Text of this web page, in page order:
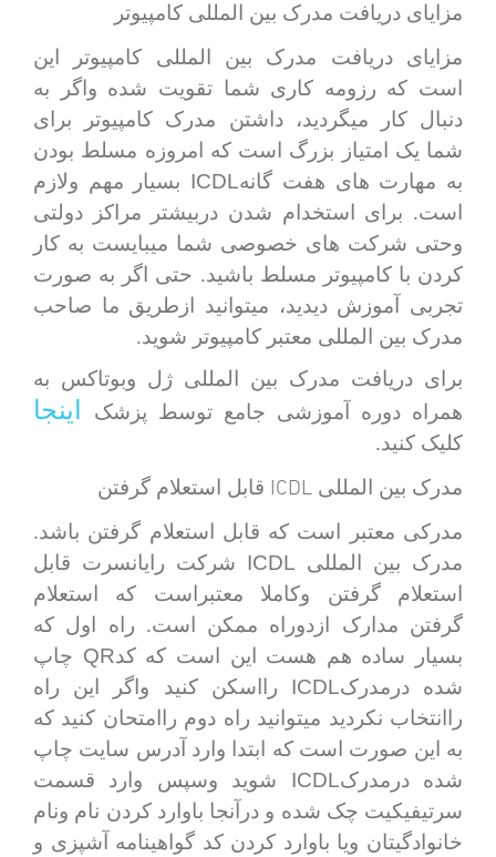
مزایای دریافت مدرک بین المللی کامپیوتر
مزایای دریافت مدرک بین المللی کامپیوتر این
است که رزومه کاری شما تقویت شده واگر به
دنبال کار میگردید، داشتن مدرک کامپیوتر برای
شما یک امتیاز بزرگ است که امروزه مسلط بودن
به مهارت های هفت گانهICDL بسیار مهم ولازم
است. برای استخدام شدن دربیشتر مراکز دولتی
وحتی شرکت های خصوصی شما میبایست به کار
کردن با کامپیوتر مسلط باشید. حتی اگر به صورت
تجربی آموزش دیدید، میتوانید ازطریق ما صاحب
مدرک بین المللی معتبر کامپیوتر شوید.
برای دریافت مدرک بین المللی ژل وبوتاکس به
همراه دوره آموزشی جامع توسط پزشک
اینجا
کلیک کنید.
مدرک بین المللی ICDL قابل استعلام گرفتن
مدرکی معتبر است که قابل استعلام گرفتن باشد.
مدرک بین المللی ICDL شرکت رایانسرت قابل
استعلام گرفتن وکاملا معتبراست که استعلام
گرفتن مدارک ازدوراه ممکن است. راه اول که
بسیار ساده هم هست این است که کدQR چاپ
شده درمدرکICDL رااسکن کنید واگر این راه
راانتخاب نکردید میتوانید راه دوم راامتحان کنید که
به این صورت است که ابتدا وارد آدرس سایت چاپ
شده درمدرکICDL شوید وسپس وارد قسمت
سرتیفیکیت چک شده و درآنجا باوارد کردن نام ونام
خانوادگیتان ویا باوارد کردن کد گواهینامه آشپزی و